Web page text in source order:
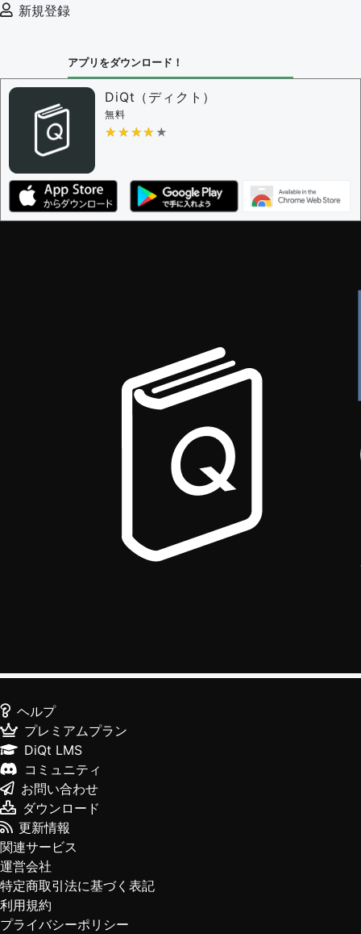
新規登録
アプリをダウンロード！
DiQt（ディクト）
無料
★★★★★
★★★★★
ヘルプ
プレミアムプラン
DiQt LMS
コミュニティ
お問い合わせ
ダウンロード
更新情報
関連サービス
運営会社
特定商取引法に基づく表記
利用規約
プライバシーポリシー